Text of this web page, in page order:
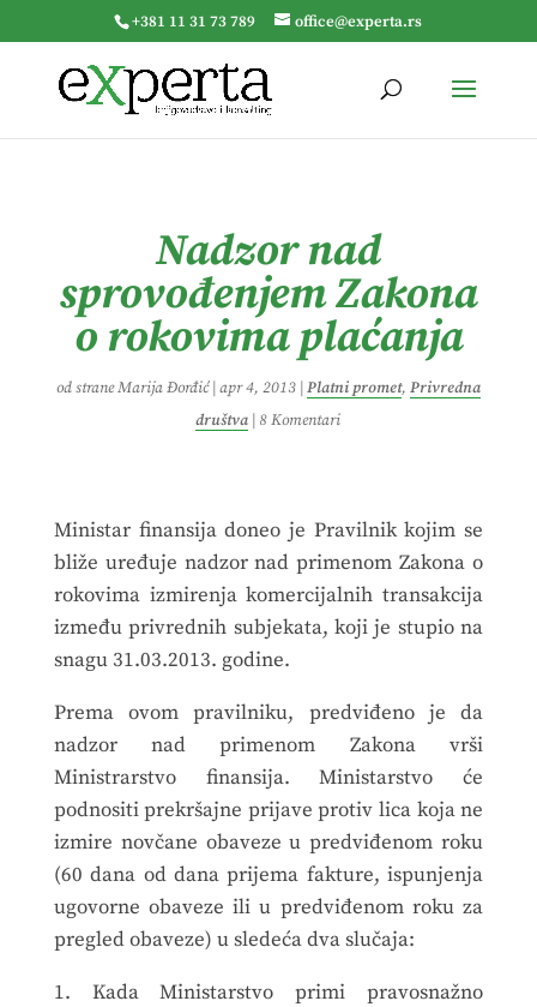
+381 11 31 73 789 office@experta.rs
Nadzor nad
sprovođenjem Zakona
o rokovima plaćanja
od straneMarija Đorđić| apr 4, 2013| Platni promet, Privredna
društva
8 Komentari
Ministar finansija doneo je Pravilnik kojim se
bliže uređuje nadzor nad primenom Zakona o
rokovima izmirenja komercijalnih transakcija
između privrednih subjekata, koji je stupio na
snagu 31.03.2013. godine.
Prema ovom pravilniku, predviđeno je da
nadzor nad primenom Zakona vrši
Ministrarstvo finansija. Ministarstvo će
podnositi prekršajne prijave protiv lica koja ne
izmire novčane obaveze u predviđenom roku
(60 dana od dana prijema fakture, ispunjenja
ugovorne obaveze ili u predviđenom roku za
pregled obaveze) u sledeća dva slučaja:
1. Kada Ministarstvo primi pravosnažno